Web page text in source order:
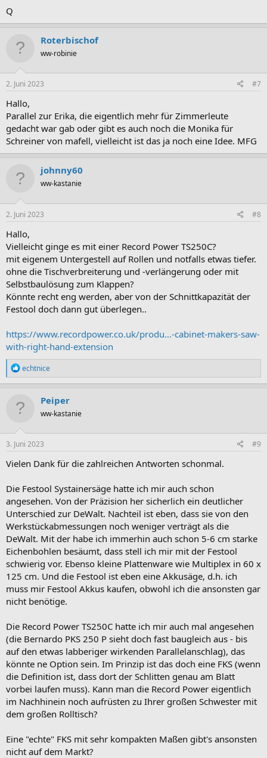
Q
Roterbischof
ww-robinie
2. Juni 2023 #7
Hallo,
Parallel zur Erika, die eigentlich mehr für Zimmerleute
gedacht war gab oder gibt es auch noch die Monika für
Schreiner von mafell, vielleicht ist das ja noch eine Idee. MFG
johnny60
ww-kastanie
2. Juni 2023 #8
Hallo,
Vielleicht ginge es mit einer Record Power TS250C?
mit eigenem Untergestell auf Rollen und notfalls etwas tiefer.
ohne die Tischverbreiterung und -verlängerung oder mit
Selbstbaulösung zum Klappen?
Könnte recht eng werden, aber von der Schnittkapazität der
Festool doch dann gut überlegen..
https://www.recordpower.co.uk/produ...-cabinet-makers-saw-
with-right-hand-extension
R
e
a
t
n
e
:
echtnice
Peiper
ww-kastanie
3. Juni 2023 #9
Vielen Dank für die zahlreichen Antworten schonmal.
Die Festool Systainersäge hatte ich mir auch schon
angesehen. Von der Präzision her sicherlich ein deutlicher
Unterschied zur DeWalt. Nachteil ist eben, dass sie von den
Werkstückabmessungen noch weniger verträgt als die
DeWalt. Mit der habe ich immerhin auch schon 5-6 cm starke
Eichenbohlen besäumt, dass stell ich mir mit der Festool
schwierig vor. Ebenso kleine Plattenware wie Multiplex in 60 x
125 cm. Und die Festool ist eben eine Akkusäge, d.h. ich
muss mir Festool Akkus kaufen, obwohl ich die ansonsten gar
nicht benötige.
Die Record Power TS250C hatte ich mir auch mal angesehen
(die Bernardo PKS 250 P sieht doch fast baugleich aus - bis
auf den etwas labberiger wirkenden Parallelanschlag), das
könnte ne Option sein. Im Prinzip ist das doch eine FKS (wenn
die Definition ist, dass dort der Schlitten genau am Blatt
vorbei laufen muss). Kann man die Record Power eigentlich
im Nachhinein noch aufrüsten zu Ihrer großen Schwester mit
dem großen Rolltisch?
Eine "echte" FKS mit sehr kompakten Maßen gibt's ansonsten
nicht auf dem Markt?